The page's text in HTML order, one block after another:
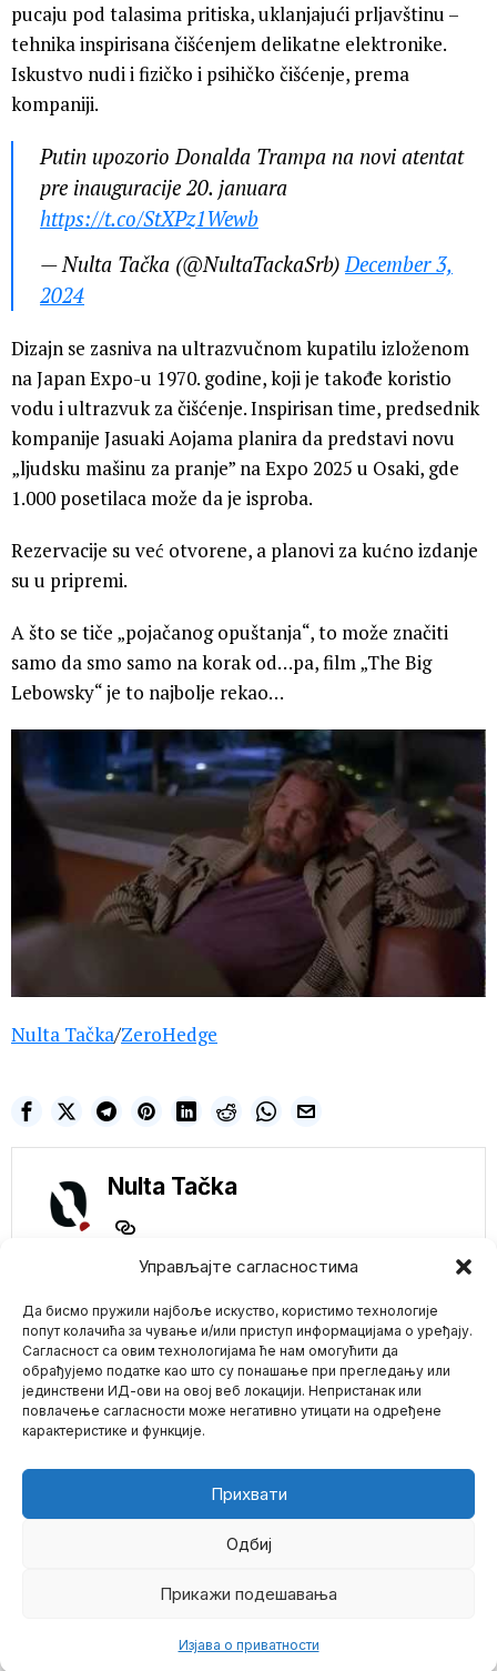
Управљајте сагласностима
Да бисмо пружили најбоље искуство, користимо технологије
попут колачића за чување и/или приступ информацијама о уређају.
Сагласност са овим технологијама ће нам омогућити да
обрађујемо податке као што су понашање при прегледању или
јединствени ИД-ови на овој веб локацији. Непристанак или
повлачење сагласности може негативно утицати на одређене
карактеристике и функције.
Прихвати
Одбиј
Прикажи подешавања
Изјава о приватности
pucaju pod talasima pritiska, uklanjajući prljavštinu –
tehnika inspirisana čišćenjem delikatne elektronike.
Iskustvo nudi i fizičko i psihičko čišćenje, prema
kompaniji.
Putin upozorio Donalda Trampa na novi atentat
pre inauguracije 20. januara
https://t.co/StXPz1Wewb
— Nulta Tačka (@NultaTackaSrb)December 3,
2024
Dizajn se zasniva na ultrazvučnom kupatilu izloženom
na Japan Expo-u 1970. godine, koji je takođe koristio
vodu i ultrazvuk za čišćenje. Inspirisan time, predsednik
kompanije Jasuaki Aojama planira da predstavi novu
„ljudsku mašinu za pranje” na Expo 2025 u Osaki, gde
1.000 posetilaca može da je isproba.
Rezervacije su već otvorene, a planovi za kućno izdanje
su u pripremi.
A što se tiče „pojačanog opuštanja“, to može značiti
samo da smo samo na korak od…pa, film „The Big
Lebowsky“ je to najbolje rekao…
Nulta Tačka/ZeroHedge
Nulta Tačka
Mario zna Youtube
2026- Sva prava zadržana.
Bivša portparolka
Zelenskog: „Živi od
rata, zašto bi ga
završio?”
Ukrajinski lider Vladimir
Zelenski produžava
sukob svoje zemlje sa
Rusijom
Vrhovni sud u
Americi doneo
odluku: Vlasnici
preduzeća mogu da
odbiju da usluže
LGBTQ populaciju
doneo je odluku da će